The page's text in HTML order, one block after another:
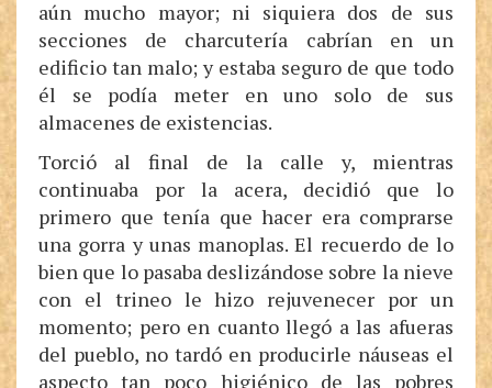
aún mucho mayor; ni siquiera dos de sus
secciones de charcutería cabrían en un
edificio tan malo; y estaba seguro de que todo
él se podía meter en uno solo de sus
almacenes de existencias.
Torció al final de la calle y, mientras
continuaba por la acera, decidió que lo
primero que tenía que hacer era comprarse
una gorra y unas manoplas. El recuerdo de lo
bien que lo pasaba deslizándose sobre la nieve
con el trineo le hizo rejuvenecer por un
momento; pero en cuanto llegó a las afueras
del pueblo, no tardó en producirle náuseas el
aspecto tan poco higiénico de las pobres